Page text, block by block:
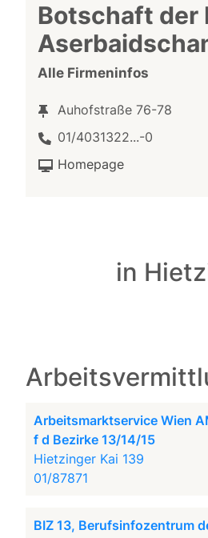
Botschaft der
Alle Firmeninfos
Auhofstraße 76-78
01/4031322...-0
Homepage
in
Arbeitsmarktservice Wien
f d Bezirke 13/14/15
Hietzinger Kai 139
01/87871
BIZ 13, Berufsinfozentrum